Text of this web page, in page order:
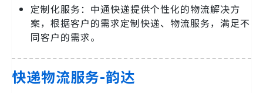
定制化服务：中通快递提供个性化的物流解决方
案，根据客户的需求定制快递、物流服务，满足不
同客户的需求。
快递物流服务-韵达